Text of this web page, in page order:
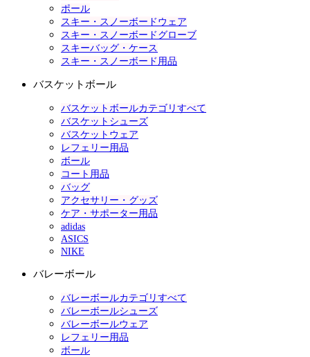
ポール
スキー・スノーボードウェア
スキー・スノーボードグローブ
スキーバッグ・ケース
スキー・スノーボード用品
バスケットボール
バスケットボールカテゴリすべて
バスケットシューズ
バスケットウェア
レフェリー用品
ボール
コート用品
バッグ
アクセサリー・グッズ
ケア・サポーター用品
adidas
ASICS
NIKE
バレーボール
バレーボールカテゴリすべて
バレーボールシューズ
バレーボールウェア
レフェリー用品
ボール